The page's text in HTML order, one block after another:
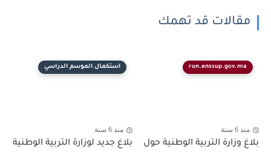
مقالات قد تهمك
run.enssup.gov.ma
منذ 6 سنة
بلاغ وزارة التربية الوطنية حول
استكمال الموسم الدراسي
منذ 6 سنة
بلاغ جديد لوزارة التربية الوطنية